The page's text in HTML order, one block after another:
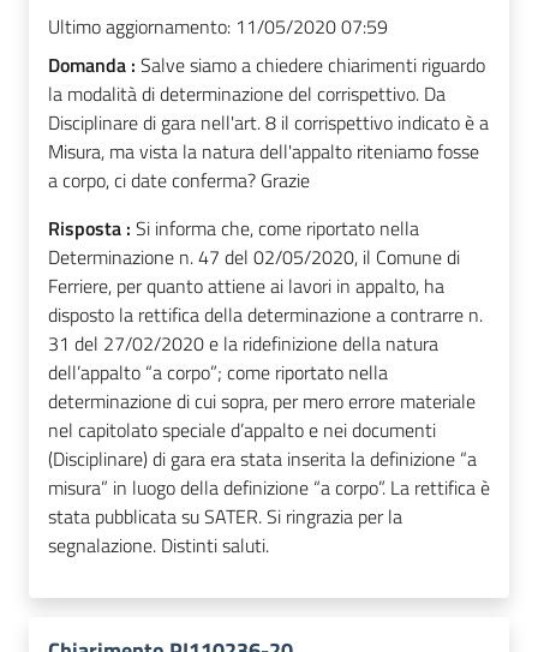
Ultimo aggiornamento: 11/05/2020 07:59
Domanda : Salve siamo a chiedere chiarimenti riguardo
la modalità di determinazione del corrispettivo. Da
Disciplinare di gara nell'art. 8 il corrispettivo indicato è a
Misura, ma vista la natura dell'appalto riteniamo fosse
a corpo, ci date conferma? Grazie
Risposta : Si informa che, come riportato nella
Determinazione n. 47 del 02/05/2020, il Comune di
Ferriere, per quanto attiene ai lavori in appalto, ha
disposto la rettifica della determinazione a contrarre n.
31 del 27/02/2020 e la ridefinizione della natura
dell’appalto “a corpo”; come riportato nella
determinazione di cui sopra, per mero errore materiale
nel capitolato speciale d’appalto e nei documenti
(Disciplinare) di gara era stata inserita la definizione “a
misura” in luogo della definizione “a corpo”. La rettifica è
stata pubblicata su SATER. Si ringrazia per la
segnalazione. Distinti saluti.